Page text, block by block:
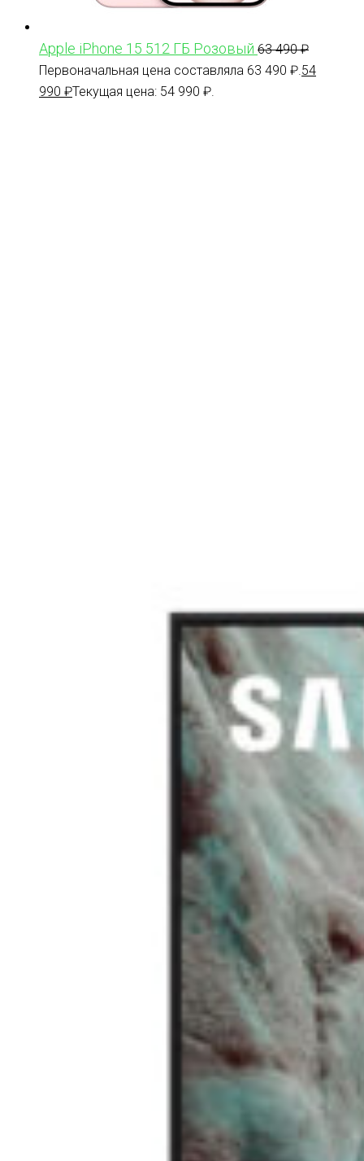
Apple iPhone 15 512 ГБ Розовый 63 490₽
Первоначальная цена составляла 63 490 ₽. 54
990 ₽Текущая цена: 54 990 ₽.